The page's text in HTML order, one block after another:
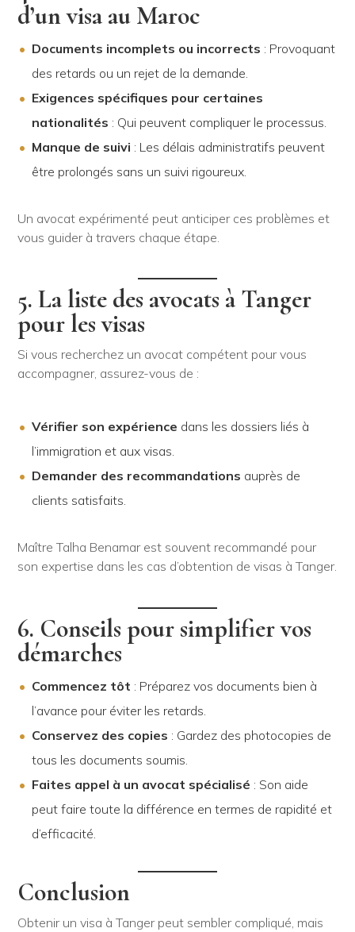
d’un visa au Maroc
Documents incomplets ou incorrects : Provoquant
des retards ou un rejet de la demande.
Exigences spécifiques pour certaines
nationalités : Qui peuvent compliquer le processus.
Manque de suivi : Les délais administratifs peuvent
être prolongés sans un suivi rigoureux.
Un avocat expérimenté peut anticiper ces problèmes et
vous guider à travers chaque étape.
5. La liste des avocats à Tanger
pour les visas
Si vous recherchez un avocat compétent pour vous
accompagner, assurez-vous de :
Vérifier son expérience dans les dossiers liés à
l’immigration et aux visas.
Demander des recommandations auprès de
clients satisfaits.
Maître Talha Benamar est souvent recommandé pour
son expertise dans les cas d’obtention de visas à Tanger.
6. Conseils pour simplifier vos
démarches
Commencez tôt : Préparez vos documents bien à
l’avance pour éviter les retards.
Conservez des copies : Gardez des photocopies de
tous les documents soumis.
Faites appel à un avocat spécialisé : Son aide
peut faire toute la différence en termes de rapidité et
d’efficacité.
Conclusion
Obtenir un visa à Tanger peut sembler compliqué, mais